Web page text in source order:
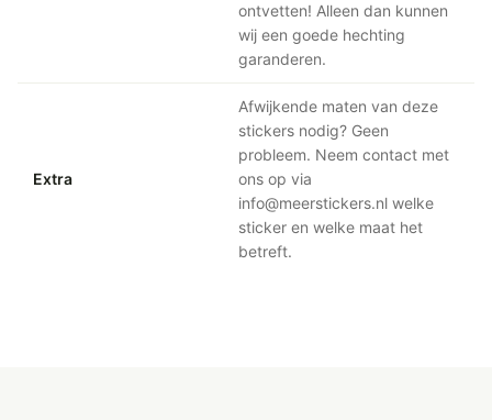
ontvetten! Alleen dan kunnen
wij een goede hechting
garanderen.
Extra
Afwijkende maten van deze
stickers nodig? Geen
probleem. Neem contact met
ons op via
info@meerstickers.nl welke
sticker en welke maat het
betreft.